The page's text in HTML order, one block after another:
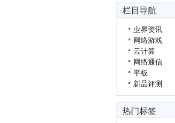
栏目导航
业界资讯
网络游戏
云计算
网络通信
平板
新品评测
热门标签